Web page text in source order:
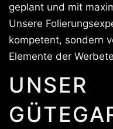
geplant und mit
Unsere
kompetent, sondern
Elemente der
UNSER